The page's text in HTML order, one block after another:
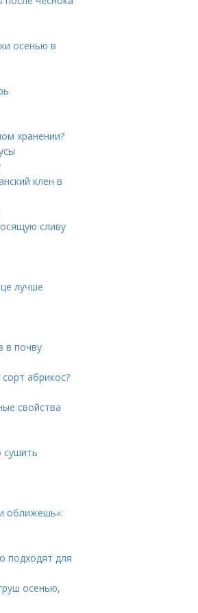
осенью в
хранении?
клен в
сливу
лучше
в почву
абрикос?
свойства
сушить
оближешь»:
подходят для
осенью,